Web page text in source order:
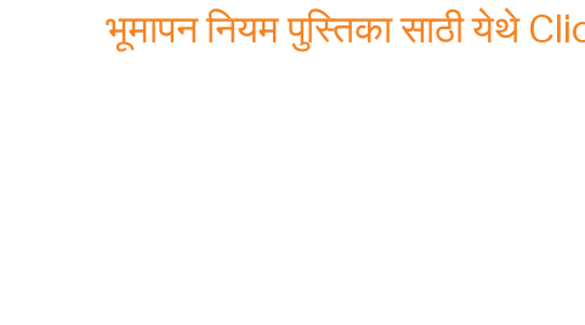
भूमापन नियम पुस्तिका साठी येथे